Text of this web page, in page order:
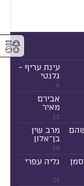
6
עינת עריף -
גלנטי
12
אבירם
מאיר
18
מרב שין
בן־אלון
24
גליה עפרי
⚥︎